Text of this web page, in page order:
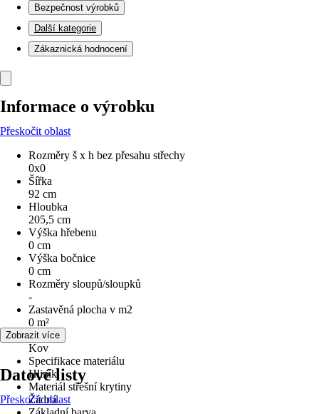
Bezpečnost výrobků
Další kategorie
Zákaznická hodnocení
Informace o výrobku
Přeskočit oblast
Rozměry š x h bez přesahu střechy
0x0
Šířka
92 cm
Hloubka
205,5 cm
Výška hřebenu
0 cm
Výška bočnice
0 cm
Rozměry sloupů/sloupků
-
Zastavěná plocha v m2
0 m²
Materiál
Kov
Specifikace materiálu
Hliník
Materiál střešní krytiny
Žádná
Zobrazit více
Datové listy
Přeskočit oblast